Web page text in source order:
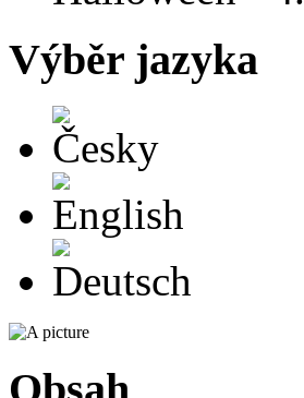
Výběr jazyka